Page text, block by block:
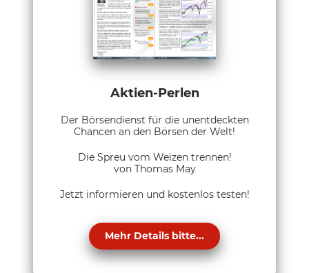
Aktien-Perlen
Der Börsendienst für die unentdeckten
Chancen an den Börsen der Welt!
Die Spreu vom Weizen trennen!
von Thomas May
Jetzt informieren und kostenlos testen!
Mehr Details bitte...